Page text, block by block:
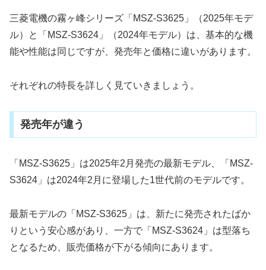
三菱電機の霧ヶ峰シリーズ「MSZ-S3625」（2025年モデ
ル）と「MSZ-S3624」（2024年モデル）は、基本的な機
能や性能は同じですが、発売年と価格に違いがあります。
それぞれの特長を詳しく見ていきましょう。
発売年が違う
「MSZ-S3625」は2025年2月発売の最新モデル、「MSZ-
S3624」は2024年2月に登場した1世代前のモデルです。
最新モデルの「MSZ-S3625」は、新たに発売されたばか
りという安心感があり、一方で「MSZ-S3624」は型落ち
となるため、販売価格が下がる傾向にあります。